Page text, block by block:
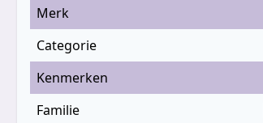
Merk
Categorie
Kenmerken
Familie